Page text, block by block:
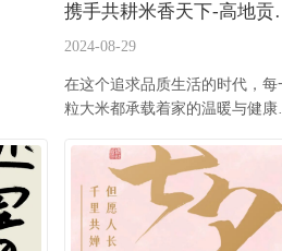
携手共耕
2024-08-29
在这个追求品质生活的时代，每
粒大米都承载着家的温暖与健康